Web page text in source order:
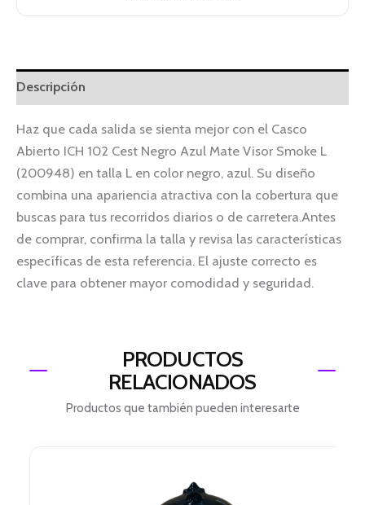
Descripción
Haz que cada salida se sienta mejor con el Casco
Abierto ICH 102 Cest Negro Azul Mate Visor Smoke L
(200948) en talla L en color negro, azul. Su diseño
combina una apariencia atractiva con la cobertura que
buscas para tus recorridos diarios o de carretera.Antes
de comprar, confirma la talla y revisa las características
específicas de esta referencia. El ajuste correcto es
clave para obtener mayor comodidad y seguridad.
PRODUCTOS
RELACIONADOS
Productos que también pueden interesarte